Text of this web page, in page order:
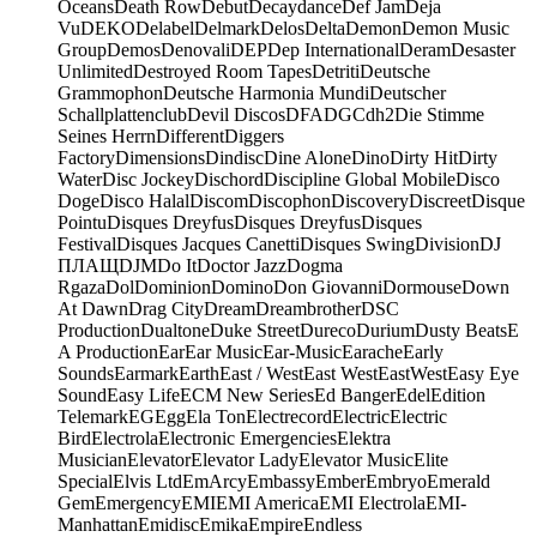
OceansDeath RowDebutDecaydanceDef JamDeja
VuDEKODelabelDelmarkDelosDeltaDemonDemon Music
GroupDemosDenovaliDEPDep InternationalDeramDesaster
UnlimitedDestroyed Room TapesDetritiDeutsche
GrammophonDeutsche Harmonia MundiDeutscher
SchallplattenclubDevil DiscosDFADGCdh2Die Stimme
Seines HerrnDifferentDiggers
FactoryDimensionsDindiscDine AloneDinoDirty HitDirty
WaterDisc JockeyDischordDiscipline Global MobileDisco
DogeDisco HalalDiscomDiscophonDiscoveryDiscreetDisque
PointuDisques DreyfusDisques DreyfusDisques
FestivalDisques Jacques CanettiDisques SwingDivisionDJ
ПЛАЩDJMDo ItDoctor JazzDogma
RgazaDolDominionDominoDon GiovanniDormouseDown
At DawnDrag CityDreamDreambrotherDSC
ProductionDualtoneDuke StreetDurecoDuriumDusty BeatsE
A ProductionEarEar MusicEar-MusicEaracheEarly
SoundsEarmarkEarthEast / WestEast WestEastWestEasy Eye
SoundEasy LifeECM New SeriesEd BangerEdelEdition
TelemarkEGEggEla TonElectrecordElectricElectric
BirdElectrolaElectronic EmergenciesElektra
MusicianElevatorElevator LadyElevator MusicElite
SpecialElvis LtdEmArcyEmbassyEmberEmbryoEmerald
GemEmergencyEMIEMI AmericaEMI ElectrolaEMI-
ManhattanEmidiscEmikaEmpireEndless